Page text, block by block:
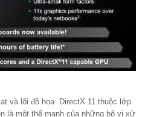
và lõi đồ họa DirectX 11 thuộc lớp
là một thế mạnh của những bộ vi xử